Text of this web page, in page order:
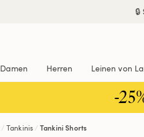
Damen Herren Leinen von
-
Tankinis Tankini Shorts